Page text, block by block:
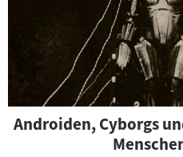
Androiden, Cyborgs